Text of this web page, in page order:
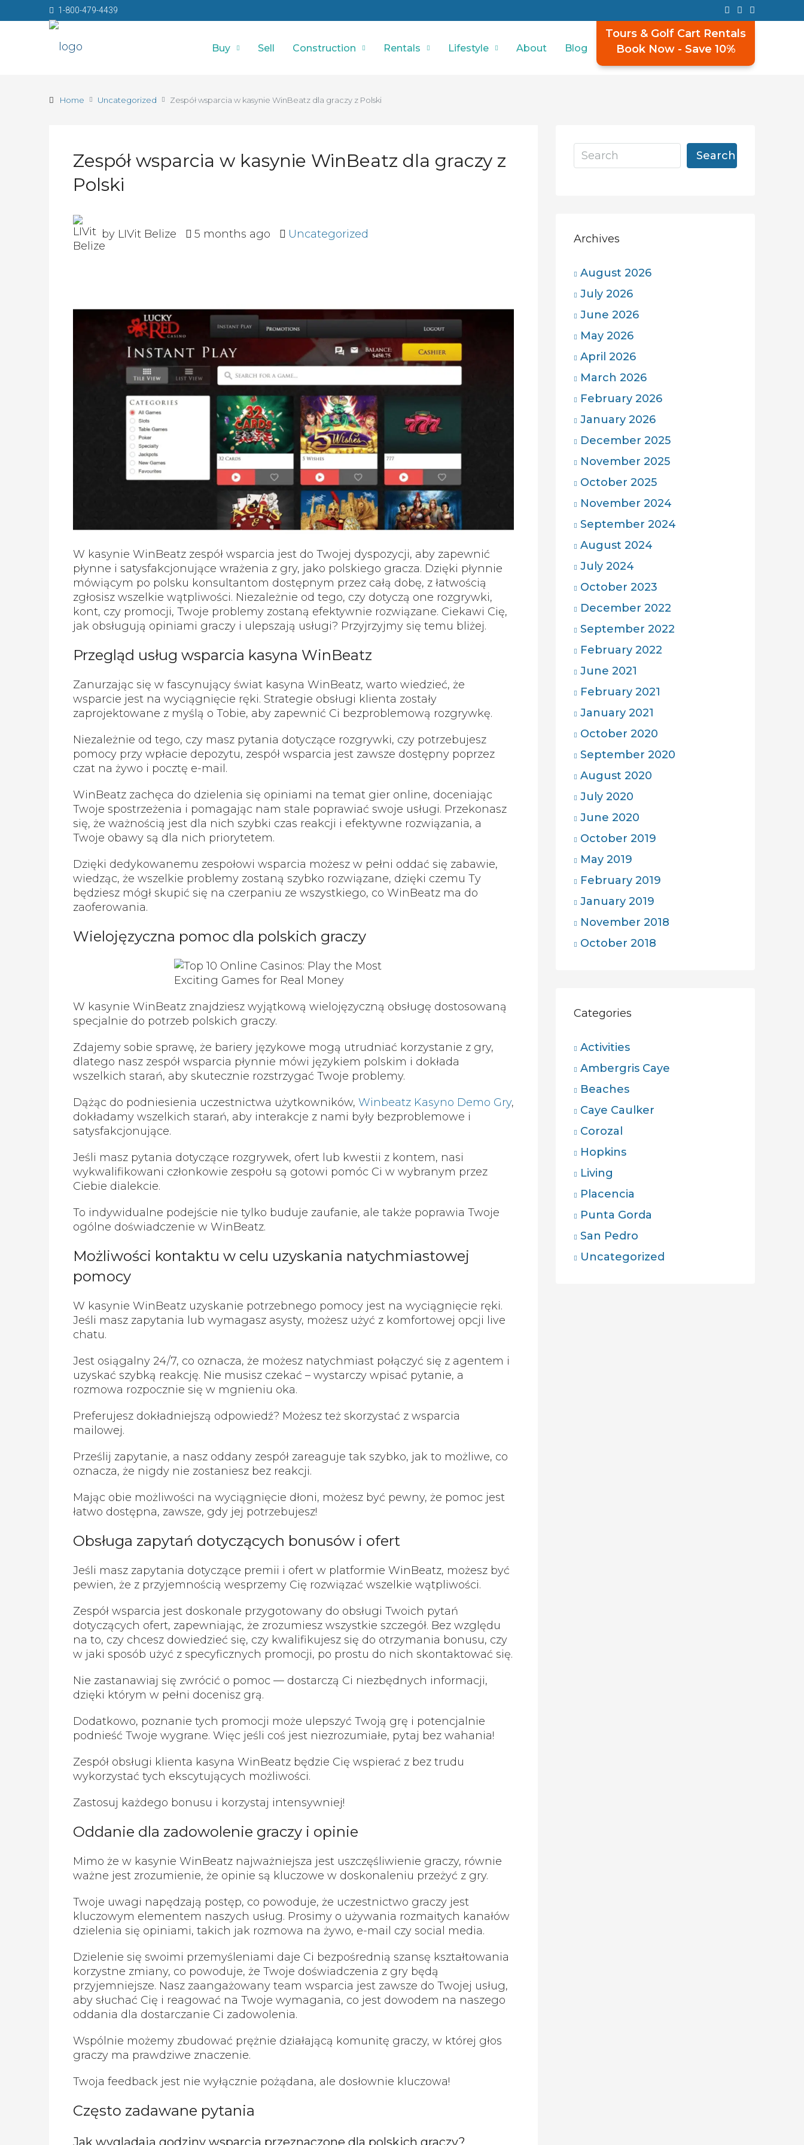
1-800-479-4439
Buy Sell Construction Rentals Lifestyle About Blog
Tours & Golf Cart Rentals
Book Now - Save 10%
Home Uncategorized Zespół wsparcia w kasynie WinBeatz dla graczy z Polski
Zespół wsparcia w kasynie WinBeatz dla graczy z
Polski
by LIVit Belize 5 months ago Uncategorized
W kasynie WinBeatz zespół wsparcia jest do Twojej dyspozycji, aby zapewnić
płynne i satysfakcjonujące wrażenia z gry, jako polskiego gracza. Dzięki płynnie
mówiącym po polsku konsultantom dostępnym przez całą dobę, z łatwością
zgłosisz wszelkie wątpliwości. Niezależnie od tego, czy dotyczą one rozgrywki,
kont, czy promocji, Twoje problemy zostaną efektywnie rozwiązane. Ciekawi Cię,
jak obsługują opiniami graczy i ulepszają usługi? Przyjrzyjmy się temu bliżej.
Przegląd usług wsparcia kasyna WinBeatz
Zanurzając się w fascynujący świat kasyna WinBeatz, warto wiedzieć, że
wsparcie jest na wyciągnięcie ręki. Strategie obsługi klienta zostały
zaprojektowane z myślą o Tobie, aby zapewnić Ci bezproblemową rozgrywkę.
Niezależnie od tego, czy masz pytania dotyczące rozgrywki, czy potrzebujesz
pomocy przy wpłacie depozytu, zespół wsparcia jest zawsze dostępny poprzez
czat na żywo i pocztę e-mail.
WinBeatz zachęca do dzielenia się opiniami na temat gier online, doceniając
Twoje spostrzeżenia i pomagając nam stale poprawiać swoje usługi. Przekonasz
się, że ważnością jest dla nich szybki czas reakcji i efektywne rozwiązania, a
Twoje obawy są dla nich priorytetem.
Dzięki dedykowanemu zespołowi wsparcia możesz w pełni oddać się zabawie,
wiedząc, że wszelkie problemy zostaną szybko rozwiązane, dzięki czemu Ty
będziesz mógł skupić się na czerpaniu ze wszystkiego, co WinBeatz ma do
zaoferowania.
Wielojęzyczna pomoc dla polskich graczy
W kasynie WinBeatz znajdziesz wyjątkową wielojęzyczną obsługę dostosowaną
specjalnie do potrzeb polskich graczy.
Zdajemy sobie sprawę, że bariery językowe mogą utrudniać korzystanie z gry,
dlatego nasz zespół wsparcia płynnie mówi językiem polskim i dokłada
wszelkich starań, aby skutecznie rozstrzygać Twoje problemy.
Dążąc do podniesienia uczestnictwa użytkowników, Winbeatz Kasyno Demo Gry,
dokładamy wszelkich starań, aby interakcje z nami były bezproblemowe i
satysfakcjonujące.
Jeśli masz pytania dotyczące rozgrywek, ofert lub kwestii z kontem, nasi
wykwalifikowani członkowie zespołu są gotowi pomóc Ci w wybranym przez
Ciebie dialekcie.
To indywidualne podejście nie tylko buduje zaufanie, ale także poprawia Twoje
ogólne doświadczenie w WinBeatz.
Możliwości kontaktu w celu uzyskania natychmiastowej
pomocy
W kasynie WinBeatz uzyskanie potrzebnego pomocy jest na wyciągnięcie ręki.
Jeśli masz zapytania lub wymagasz asysty, możesz użyć z komfortowej opcji live
chatu.
Jest osiągalny 24/7, co oznacza, że możesz natychmiast połączyć się z agentem i
uzyskać szybką reakcję. Nie musisz czekać – wystarczy wpisać pytanie, a
rozmowa rozpocznie się w mgnieniu oka.
Preferujesz dokładniejszą odpowiedź? Możesz też skorzystać z wsparcia
mailowej.
Prześlij zapytanie, a nasz oddany zespół zareaguje tak szybko, jak to możliwe, co
oznacza, że nigdy nie zostaniesz bez reakcji.
Mając obie możliwości na wyciągnięcie dłoni, możesz być pewny, że pomoc jest
łatwo dostępna, zawsze, gdy jej potrzebujesz!
Obsługa zapytań dotyczących bonusów i ofert
Jeśli masz zapytania dotyczące premii i ofert w platformie WinBeatz, możesz być
pewien, że z przyjemnością wesprzemy Cię rozwiązać wszelkie wątpliwości.
Zespół wsparcia jest doskonale przygotowany do obsługi Twoich pytań
dotyczących ofert, zapewniając, że zrozumiesz wszystkie szczegół. Bez względu
na to, czy chcesz dowiedzieć się, czy kwalifikujesz się do otrzymania bonusu, czy
w jaki sposób użyć z specyficznych promocji, po prostu do nich skontaktować się.
Nie zastanawiaj się zwrócić o pomoc — dostarczą Ci niezbędnych informacji,
dzięki którym w pełni docenisz grą.
Dodatkowo, poznanie tych promocji może ulepszyć Twoją grę i potencjalnie
podnieść Twoje wygrane. Więc jeśli coś jest niezrozumiałe, pytaj bez wahania!
Zespół obsługi klienta kasyna WinBeatz będzie Cię wspierać z bez trudu
wykorzystać tych ekscytujących możliwości.
Zastosuj każdego bonusu i korzystaj intensywniej!
Oddanie dla zadowolenie graczy i opinie
Mimo że w kasynie WinBeatz najważniejsza jest uszczęśliwienie graczy, równie
ważne jest zrozumienie, że opinie są kluczowe w doskonaleniu przeżyć z gry.
Twoje uwagi napędzają postęp, co powoduje, że uczestnictwo graczy jest
kluczowym elementem naszych usług. Prosimy o używania rozmaitych kanałów
dzielenia się opiniami, takich jak rozmowa na żywo, e-mail czy social media.
Dzielenie się swoimi przemyśleniami daje Ci bezpośrednią szansę kształtowania
korzystne zmiany, co powoduje, że Twoje doświadczenia z gry będą
przyjemniejsze. Nasz zaangażowany team wsparcia jest zawsze do Twojej usług,
aby słuchać Cię i reagować na Twoje wymagania, co jest dowodem na naszego
oddania dla dostarczanie Ci zadowolenia.
Wspólnie możemy zbudować prężnie działającą komunitę graczy, w której głos
graczy ma prawdziwe znaczenie.
Twoja feedback jest nie wyłącznie pożądana, ale dosłownie kluczowa!
Często zadawane pytania
Jak wyglądają godziny wsparcia przeznaczone dla polskich graczy?
Search
Archives
August 2026
July 2026
June 2026
May 2026
April 2026
March 2026
February 2026
January 2026
December 2025
November 2025
October 2025
November 2024
September 2024
August 2024
July 2024
October 2023
December 2022
September 2022
February 2022
June 2021
February 2021
January 2021
October 2020
September 2020
August 2020
July 2020
June 2020
October 2019
May 2019
February 2019
January 2019
November 2018
October 2018
Categories
Activities
Ambergris Caye
Beaches
Caye Caulker
Corozal
Hopkins
Living
Placencia
Punta Gorda
San Pedro
Uncategorized